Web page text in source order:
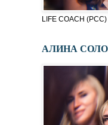
LIFE COACH (PСC)
АЛИНА